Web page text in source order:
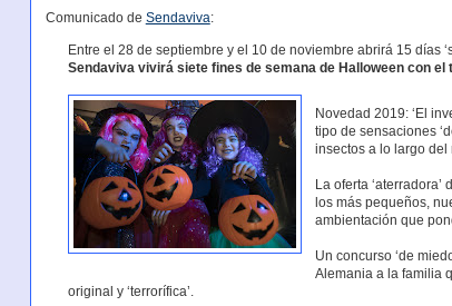
Comunicado de Sendaviva:
Entre el 28 de septiembre y el 10 de noviembre abrirá 15 días
Sendaviva vivirá siete fines de semana de Halloween con
Novedad 2019: ‘El
tipo de sensaciones
insectos a lo largo del
La oferta
los más pequeños,
ambientación que
Un concurso ‘de
Alemania a la familia
original y ‘terrorífica’.